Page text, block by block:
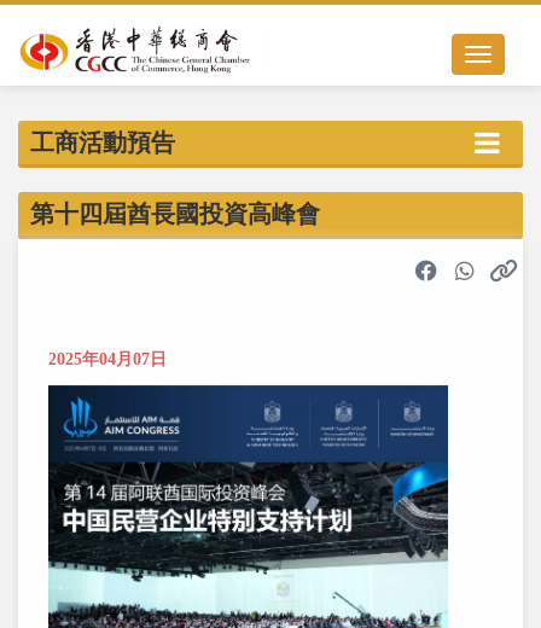
Toggle
工商活動預告
第十四屆酋長國投資高峰會
2025年04月07日